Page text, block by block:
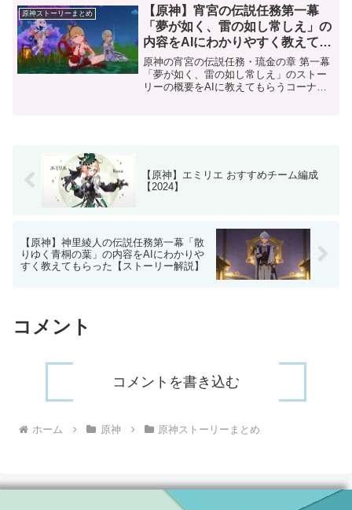
めを読むことで、ストーリーへの理解が
深まります。AIがま...
原神ストーリーまとめ
【原神】宵宮の伝説任務第一幕
「夢が如く、雷の如し常しえ」の
内容をAIにわかりやすく教えても
らった【ストーリー解説】
原神の宵宮の伝説任務・琉金の章 第一幕
「夢が如く、雷の如し常しえ」のストー
リーの概要をAIに教えてもらうコーナー
【原神】エミリエ おすすめチーム編成
【2024】
【原神】神里綾人の伝説任務第一幕「散
りゆく青桐の葉」の内容をAIにわかりや
すく教えてもらった【ストーリー解説】
コメント
コメントを書き込む
ホーム 原神 原神ストーリーまとめ